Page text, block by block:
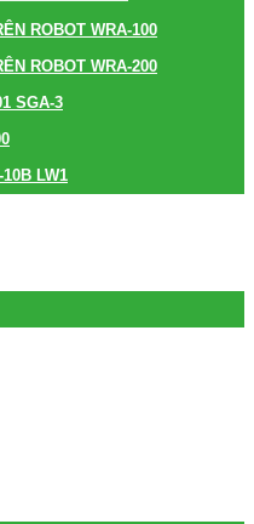
ROBOT WRA-100
ROBOT WRA-200
SGA-3
LW1